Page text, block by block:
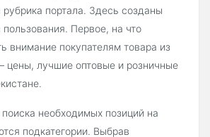
рубрика портала. Здесь созданы
Первое, на что
внимание покупателям товара из
цены, лучшие оптовые и розничные
необходимых позиций на
подкатегории. Выбрав